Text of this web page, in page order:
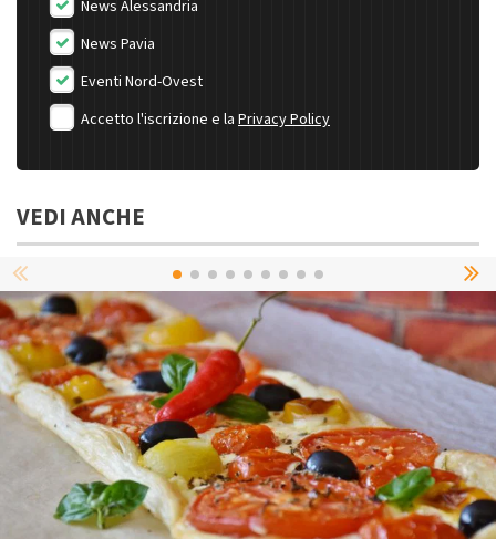
News Alessandria
News Pavia
Eventi Nord-Ovest
Accetto l'iscrizione e la Privacy Policy
VEDI ANCHE